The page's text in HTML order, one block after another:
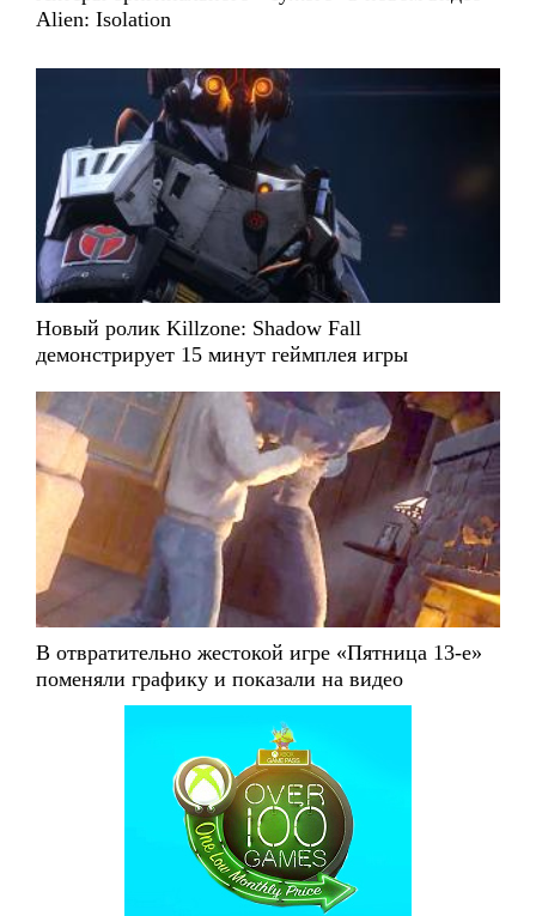
Alien: Isolation
Новый ролик Killzone: Shadow Fall
демонстрирует 15 минут геймплея игры
В отвратительно жестокой игре «Пятница 13-е»
поменяли графику и показали на видео